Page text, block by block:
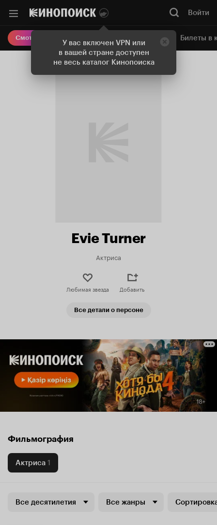
У вас включен VPN или
в вашей стране доступен
не весь каталог Кинопоиска
Войти
Смотреть кино Онлайн-кинотеатр Билеты в
Evie Turner
Актриса
Любимая звезда Добавить
Все детали о персоне
Фильмография
Актриса 1
Все десятилетия Все жанры